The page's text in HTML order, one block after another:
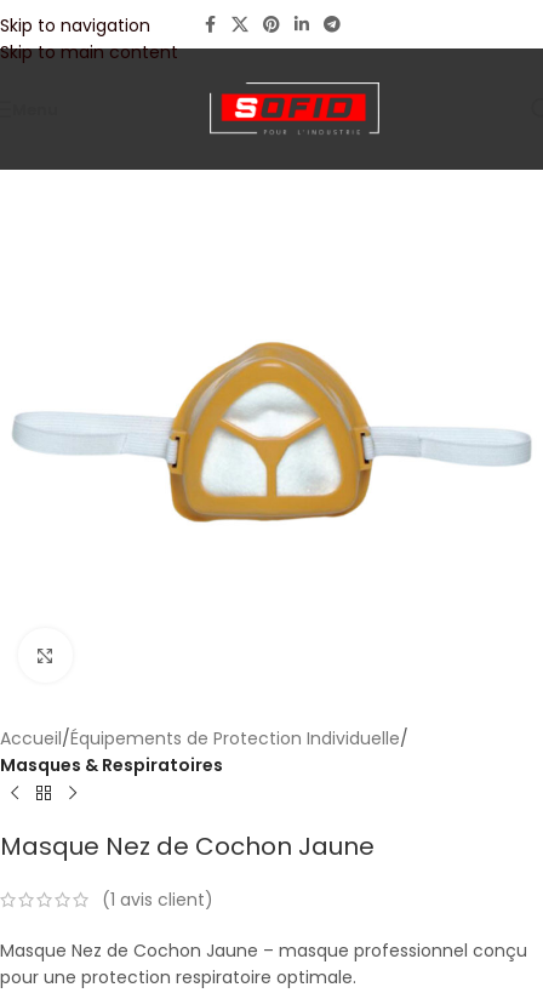
Skip to navigation
Skip to main content
Accueil Équipements de Protection Individuelle
Masques & Respiratoires
Masque Nez de Cochon Jaune
(1 avis client)
Masque Nez de Cochon Jaune – masque professionnel conçu
pour une protection respiratoire optimale.